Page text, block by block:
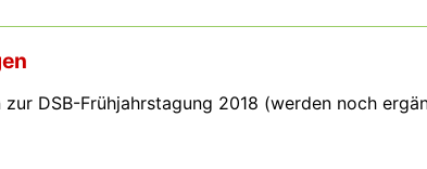
DSB-Frühjahrstagung 2018 (werden noch